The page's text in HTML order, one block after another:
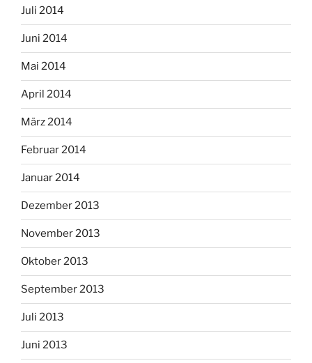
Juli 2014
Juni 2014
Mai 2014
April 2014
März 2014
Februar 2014
Januar 2014
Dezember 2013
November 2013
Oktober 2013
September 2013
Juli 2013
Juni 2013